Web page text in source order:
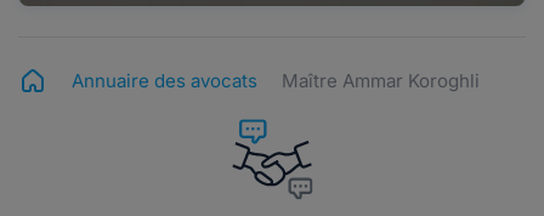
Annuaire des avocats Maître Ammar Koroghli